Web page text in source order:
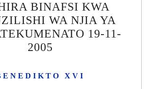
BINAFSI KWA
WA NJIA YA
19-11-
2005
XVI